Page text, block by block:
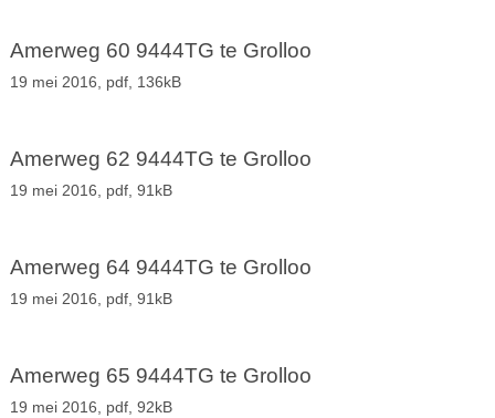
Amerweg 60 9444TG te Grolloo
19 mei 2016, pdf, 136kB
Amerweg 62 9444TG te Grolloo
19 mei 2016, pdf, 91kB
Amerweg 64 9444TG te Grolloo
19 mei 2016, pdf, 91kB
Amerweg 65 9444TG te Grolloo
19 mei 2016, pdf, 92kB